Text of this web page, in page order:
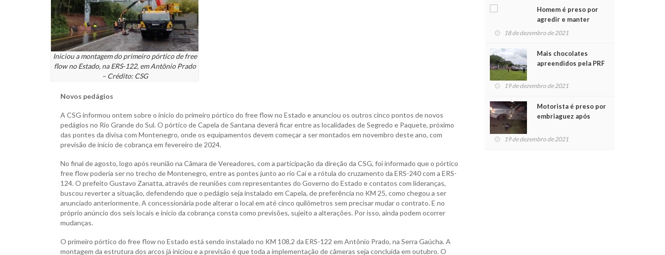
Iniciou a montagem do primeiro pórtico de free
flow no Estado, na ERS-122, em Antônio Prado
– Crédito: CSG
Novos pedágios
A CSG informou ontem sobre o início do primeiro pórtico do free flow no Estado e anunciou os outros cinco pontos de novos
pedágios no Rio Grande do Sul. O pórtico de Capela de Santana deverá ficar entre as localidades de Segredo e Paquete, próximo
das pontes da divisa com Montenegro, onde os equipamentos devem começar a ser montados em novembro deste ano, com
previsão de início de cobrança em fevereiro de 2024.
No final de agosto, logo após reunião na Câmara de Vereadores, com a participação da direção da CSG, foi informado que o pórtico
free flow poderia ser no trecho de Montenegro, entre as pontes junto ao rio Caí e a rótula do cruzamento da ERS-240 com a ERS-
124. O prefeito Gustavo Zanatta, através de reuniões com representantes do Governo do Estado e contatos com lideranças,
buscou reverter a situação, defendendo que o pedágio seja instalado em Capela, de preferência no KM 25, como chegou a ser
anunciado anteriormente. A concessionária pode alterar o local em até cinco quilômetros sem precisar mudar o contrato. E no
próprio anúncio dos seis locais e início da cobrança consta como previsões, sujeito a alterações. Por isso, ainda podem ocorrer
mudanças.
O primeiro pórtico do free flow no Estado está sendo instalado no KM 108,2 da ERS-122 em Antônio Prado, na Serra Gaúcha. A
montagem da estrutura dos arcos já iniciou e a previsão é que toda a implementação de câmeras seja concluída em outubro. O
Homem é preso por
agredir e manter
mulher em cárcere
18 de dezembro de 2021
Mais chocolates
apreendidos pela PRF
crianças no Natal
19 de dezembro de 2021
Motorista é preso por
embriaguez após
feridos
19 de dezembro de 2021